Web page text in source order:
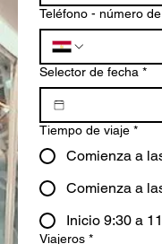
Teléfono - número
Selector de fecha *
Tiempo de viaje *
Comienza a
Comienza a
Inicio 9:30 a
Viajeros *